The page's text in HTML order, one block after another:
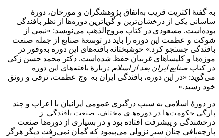
به گفتهٔ اکثریت قریب به‌اتفاق پژوهشگران و مورخان، دورهٔ
ساسانی یکی از درخشان‌ترین و گویاترین دوره‌ها از نظر بافندگی
بوده‌است. مسعودی در کتاب مروج‌الذهب می‌نویسد: «نیمی از
شوکت و عظمت این دوره را باید در توسعهٔ صنایع از جمله صنعت
بافندگی جستجو کرد.» خوشبختانه بافته‌های این دوره به‌وفور در
موزه‌ها و کلیساهای غربیان حفظ شده‌است. دکتر محمد حسن زکی
در کتاب صنایع ایران بعد از اسلام دربارهٔ بافته‌های این دوره
می‌گوید: «در این دوره، بافندگی ایران به اوج عظمت، ترقی و رونق
خود رسید.»
در دورهٔ اسلامی به سبب درگیری عمومی ایرانیان با اعراب و چند
پارگی حکومت‌ها در دوره‌های مختلف، صنعت بافندگی از
درخشندگی و پیشرفت افتاده بود و در بسیاری از دوره‌ها صنعت
پارچه‌بافی چنان سیر نزولی می‌پیمود که گمان نمی‌رفت دیگر هرگز